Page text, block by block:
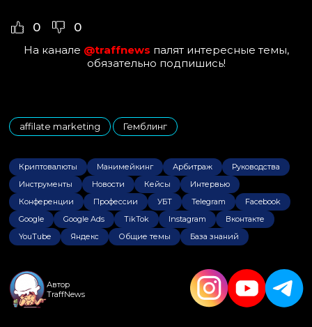
0 0
На канале @traffnews палят интересные темы,
обязательно подпишись!
affilate marketing
,
Гемблинг
Криптовалюты Манимейкинг Арбитраж
Руководства
Инструменты
Новости Кейсы
Интервью
Конференции
Профессии УБТ Telegram
Facebook
Google
Google Ads TikTok Instagram
Вконтакте
YouTube
Яндекс Общие темы База знаний
Автор
TraffNews